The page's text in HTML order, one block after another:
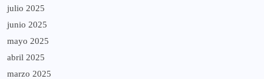
julio 2025
junio 2025
mayo 2025
abril 2025
marzo 2025